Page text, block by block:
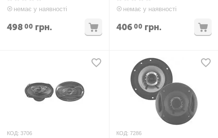
колонки
немає у наявності
49800 грн.
колонки
немає у наявності
40600 грн.
КОД: 3706 КОД: 7286